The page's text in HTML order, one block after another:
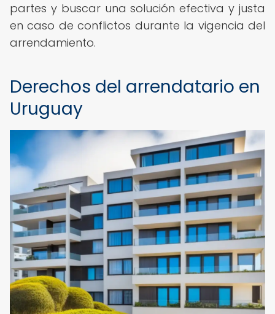
partes y buscar una solución efectiva y justa
en caso de conflictos durante la vigencia del
arrendamiento.
Derechos del arrendatario en
Uruguay